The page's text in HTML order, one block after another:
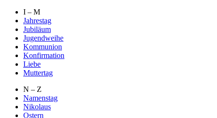
I – M
Jahrestag
Jubiläum
Jugendweihe
Kommunion
Konfirmation
Liebe
Muttertag
N – Z
Namenstag
Nikolaus
Ostern